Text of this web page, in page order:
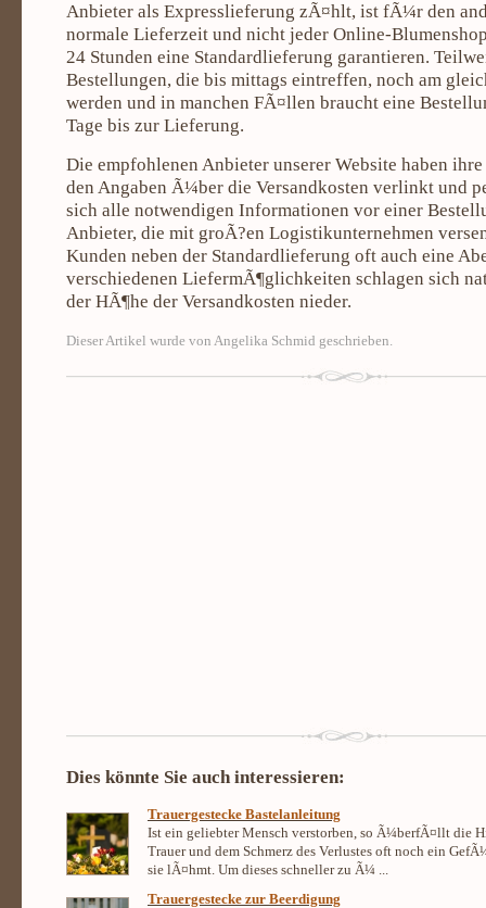
Anbieter als Expresslieferung zÃ¤hlt, ist fÃ¼r den
normale Lieferzeit und nicht jeder Online-
24 Stunden eine Standardlieferung garantieren.
Bestellungen, die bis mittags eintreffen, noch am
werden und in manchen FÃ¤llen braucht eine
Tage bis zur Lieferung.
Die empfohlenen Anbieter unserer Website haben
den Angaben Ã¼ber die Versandkosten verlinkt und
sich alle notwendigen Informationen vor einer
Anbieter, die mit groÃ?en Logistikunternehmen
Kunden neben der Standardlieferung oft auch eine
verschiedenen LiefermÃ¶glichkeiten schlagen sich
der HÃ¶he der Versandkosten nieder.
Dieser Artikel wurde von Angelika Schmid geschrieben.
Dies könnte Sie auch interessieren:
Trauergestecke Bastelanleitung
Ist ein geliebter Mensch verstorben, so Ã¼berfÃ¤llt die
Trauer und dem Schmerz des Verlustes oft noch ein
sie lÃ¤hmt. Um dieses schneller zu Ã¼ ...
Trauergestecke zur Beerdigung